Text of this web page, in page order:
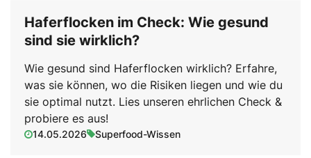
Haferflocken im Check: Wie gesund
sind sie wirklich?
Wie gesund sind Haferflocken wirklich? Erfahre,
was sie können, wo die Risiken liegen und wie du
sie optimal nutzt. Lies unseren ehrlichen Check &
probiere es aus!
14.05.2026 Superfood-Wissen